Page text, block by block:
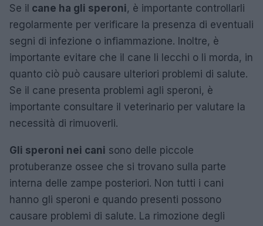
Se il cane ha gli speroni, è importante controllarli
regolarmente per verificare la presenza di eventuali
segni di infezione o infiammazione. Inoltre, è
importante evitare che il cane li lecchi o li morda, in
quanto ciò può causare ulteriori problemi di salute.
Se il cane presenta problemi agli speroni, è
importante consultare il veterinario per valutare la
necessità di rimuoverli.
Gli speroni nei cani sono delle piccole
protuberanze ossee che si trovano sulla parte
interna delle zampe posteriori. Non tutti i cani
hanno gli speroni e quando presenti possono
causare problemi di salute. La rimozione degli